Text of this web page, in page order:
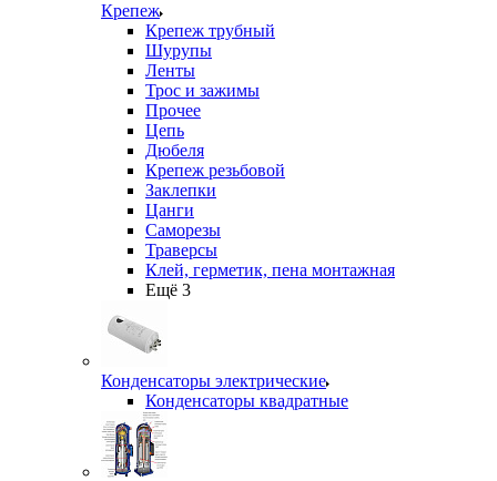
Крепеж
Крепеж трубный
Шурупы
Ленты
Трос и зажимы
Прочее
Цепь
Дюбеля
Крепеж резьбовой
Заклепки
Цанги
Саморезы
Траверсы
Клей, герметик, пена монтажная
Ещё 3
Конденсаторы электрические
Конденсаторы квадратные